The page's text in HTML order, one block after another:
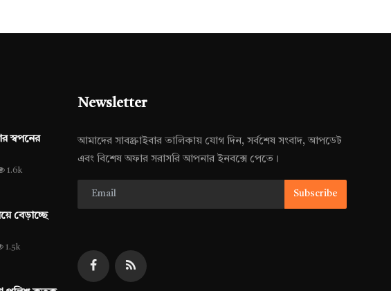
স্বপনের
1.6k
বেড়াচ্ছে
1.5k
Newsletter
আমাদের সাবস্ক্রাইবার তালিকায় যোগ দিন, সর্বশেষ সংবাদ, আপডেট
এবং বিশেষ অফার সরাসরি আপনার ইনবক্সে পেতে।
Subscribe